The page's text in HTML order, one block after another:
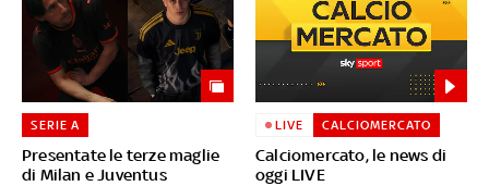
Presentate le terze maglie
di Milan e Juventus
SERIE A
Calciomercato, le news di
oggi LIVE
LIVE CALCIOMERCATO